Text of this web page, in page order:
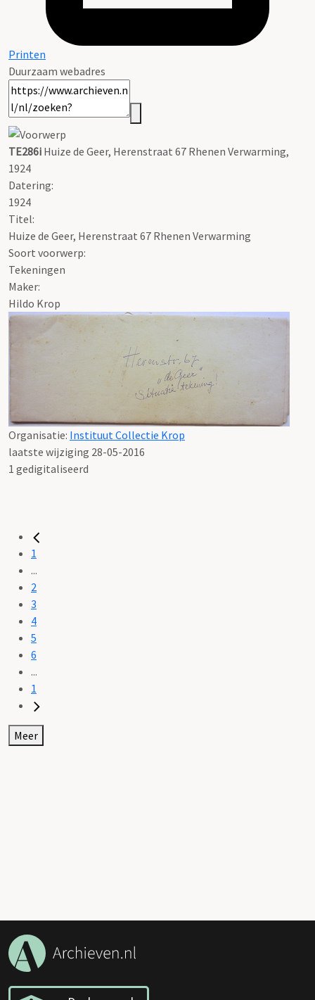
Printen
Duurzaam webadres
TE286i Huize de Geer, Herenstraat 67 Rhenen Verwarming,
1924
Datering:
1924
Titel:
Huize de Geer, Herenstraat 67 Rhenen Verwarming
Soort voorwerp:
Tekeningen
Maker:
Hildo Krop
Organisatie: Instituut Collectie Krop
laatste wijziging 28-05-2016
1 gedigitaliseerd
1
...
2
3
4
5
6
...
1
Meer